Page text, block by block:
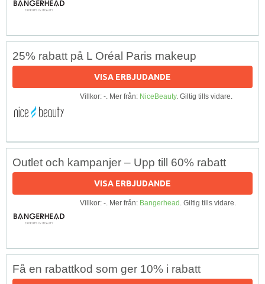
25% rabatt på L Oréal Paris makeup
VISA ERBJUDANDE
Villkor: -. Mer från: NiceBeauty. Giltig tills vidare.
Outlet och kampanjer – Upp till 60% rabatt
VISA ERBJUDANDE
Villkor: -. Mer från: Bangerhead. Giltig tills vidare.
Få en rabattkod som ger 10% i rabatt